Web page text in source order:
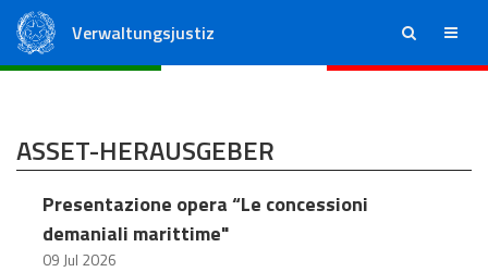
Verwaltungsjustiz ricerca menu
ASSET-HERAUSGEBER
Presentazione opera “Le concessioni
demaniali marittime"
09 Jul 2026